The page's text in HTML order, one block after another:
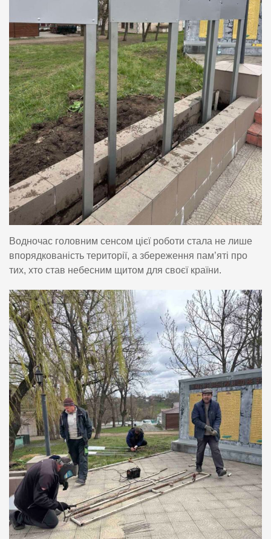
Водночас головним сенсом цієї роботи стала не лише
впорядкованість території, а збереження пам’яті про
тих, хто став небесним щитом для своєї країни.